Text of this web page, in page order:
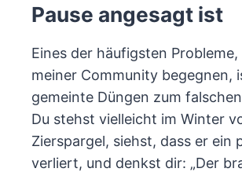
Pause angesagt ist
Eines der häufigsten Probleme,
meiner Community begegnen,
gemeinte Düngen zum
Du stehst vielleicht im Winter
Zierspargel, siehst, dass er ein
verliert, und denkst dir: „Der